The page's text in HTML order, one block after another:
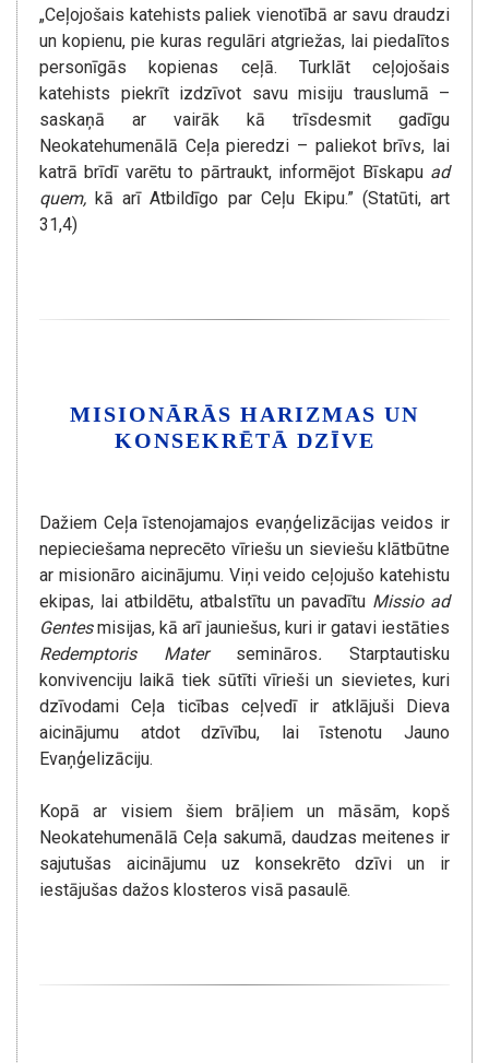
„Ceļojošais katehists paliek vienotībā ar savu draudzi
un kopienu, pie kuras regulāri atgriežas, lai piedalītos
personīgās kopienas ceļā. Turklāt ceļojošais
katehists piekrīt izdzīvot savu misiju trauslumā –
saskaņā ar vairāk kā trīsdesmit gadīgu
Neokatehumenālā Ceļa pieredzi – paliekot brīvs, lai
katrā brīdī varētu to pārtraukt, informējot Bīskapu ad
quem, kā arī Atbildīgo par Ceļu Ekipu.” (Statūti, art
31,4)
MISIONĀRĀS HARIZMAS UN
KONSEKRĒTĀ DZĪVE
Dažiem Ceļa īstenojamajos evaņģelizācijas veidos ir
nepieciešama neprecēto vīriešu un sieviešu klātbūtne
ar misionāro aicinājumu. Viņi veido ceļojušo katehistu
ekipas, lai atbildētu, atbalstītu un pavadītu Missio ad
Gentesmisijas, kā arī jauniešus, kuri ir gatavi iestāties
Redemptoris Mater semināros. Starptautisku
konvivenciju laikā tiek sūtīti vīrieši un sievietes, kuri
dzīvodami Ceļa ticības ceļvedī ir atklājuši Dieva
aicinājumu atdot dzīvību, lai īstenotu Jauno
Evaņģelizāciju.
Kopā ar visiem šiem brāļiem un māsām, kopš
Neokatehumenālā Ceļa sakumā, daudzas meitenes ir
sajutušas aicinājumu uz konsekrēto dzīvi un ir
iestājušas dažos klosteros visā pasaulē.